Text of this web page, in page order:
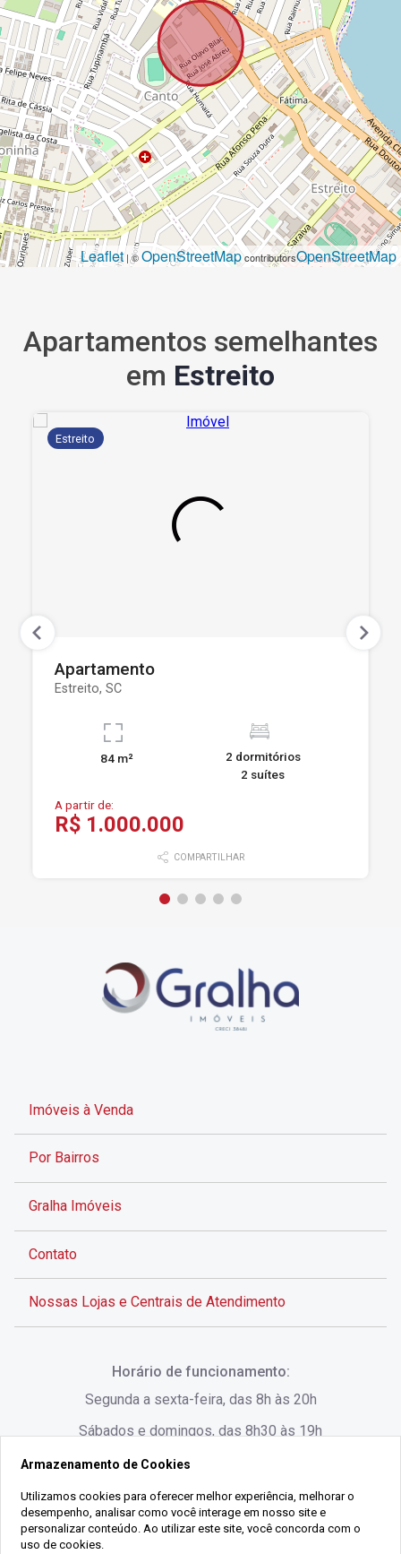
Leaflet | ©OpenStreetMapcontributorsOpenStreetMap
Apartamentos semelhantes
em Estreito
Estreito
Apartamento
Estreito, SC
84 m²
2 dormitórios
2 suítes
A partir de:
R$ 1.000.000
COMPARTILHAR
Imóveis à Venda
Por Bairros
Gralha Imóveis
Contato
Nossas Lojas e Centrais de Atendimento
Rua Lauro Linhares, 1080 - Trindade, Florianópolis -
SC
(48) 3220-1045
Horário de funcionamento:
Segunda a sexta-feira, das 8h às 20h
Sábados e domingos, das 8h30 às 19h
Armazenamento de Cookies
Utilizamos cookies para oferecer melhor experiência, melhorar o
desempenho, analisar como você interage em nosso site e
personalizar conteúdo. Ao utilizar este site, você concorda com o
uso de cookies.